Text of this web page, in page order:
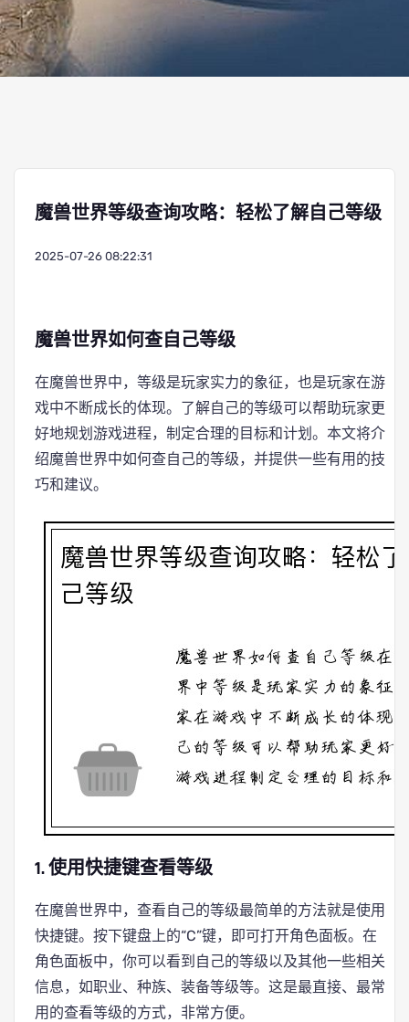
魔兽世界等级查询攻略：轻松了解自己等级
2025-07-26 08:22:31
魔兽世界如何查自己等级
在魔兽世界中，等级是玩家实力的象征，也是玩家在游
戏中不断成长的体现。了解自己的等级可以帮助玩家更
好地规划游戏进程，制定合理的目标和计划。本文将介
绍魔兽世界中如何查自己的等级，并提供一些有用的技
巧和建议。
1. 使用快捷键查看等级
在魔兽世界中，查看自己的等级最简单的方法就是使用
快捷键。按下键盘上的“C”键，即可打开角色面板。在
角色面板中，你可以看到自己的等级以及其他一些相关
信息，如职业、种族、装备等级等。这是最直接、最常
用的查看等级的方式，非常方便。